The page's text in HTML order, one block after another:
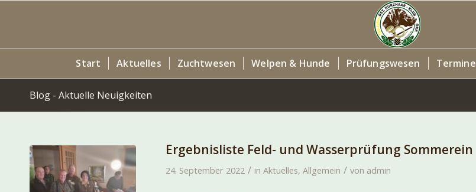
Start Aktuelles Zuchtwesen Welpen & Hunde Prüfungswesen Termine
Blog - Aktuelle Neuigkeiten
Ergebnisliste Feld- und Wasserprüfung Sommerein
24. September 2022 / in Aktuelles, Allgemein / von admin